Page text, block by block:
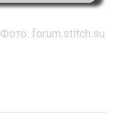
Фото: forum.stitch.su